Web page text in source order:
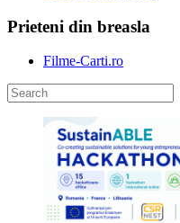
Prieteni din breasla
Filme-Carti.ro